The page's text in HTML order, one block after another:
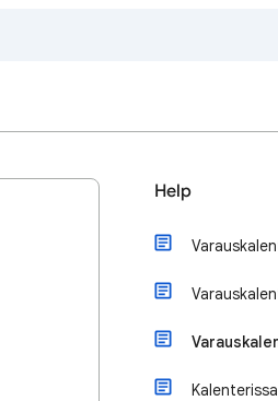
Help